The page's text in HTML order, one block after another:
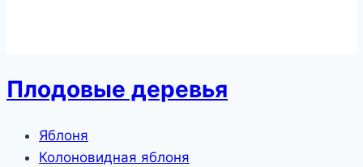
Плодовые деревья
Яблоня
Колоновидная яблоня